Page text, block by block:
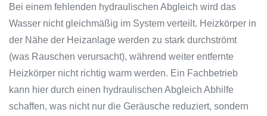
Bei einem fehlenden hydraulischen Abgleich wird das
Wasser nicht gleichmäßig im System verteilt. Heizkörper in
der Nähe der Heizanlage werden zu stark durchströmt
(was Rauschen verursacht), während weiter entfernte
Heizkörper nicht richtig warm werden. Ein Fachbetrieb
kann hier durch einen hydraulischen Abgleich Abhilfe
schaffen, was nicht nur die Geräusche reduziert, sondern